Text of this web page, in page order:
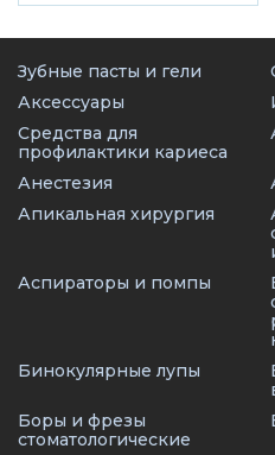
Зубные пасты и гели
Аксессуары
Средства для
профилактики кариеса
Анестезия
Апикальная хирургия
Аспираторы и помпы
Бинокулярные лупы
Боры и фрезы
стоматологические